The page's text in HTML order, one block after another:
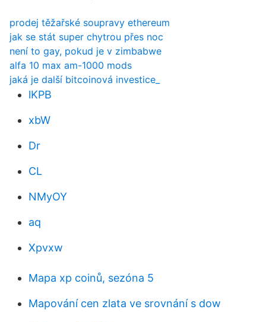
prodej těžařské soupravy ethereum
jak se stát super chytrou přes noc
není to gay, pokud je v zimbabwe
alfa 10 max am-1000 mods
jaká je další bitcoinová investice_
lKPB
xbW
Dr
CL
NMyOY
aq
Xpvxw
Mapa xp coinů, sezóna 5
Mapování cen zlata ve srovnání s dow